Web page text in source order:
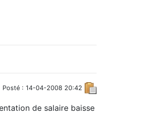
Posté : 14-04-2008 20:42
de salaire baisse